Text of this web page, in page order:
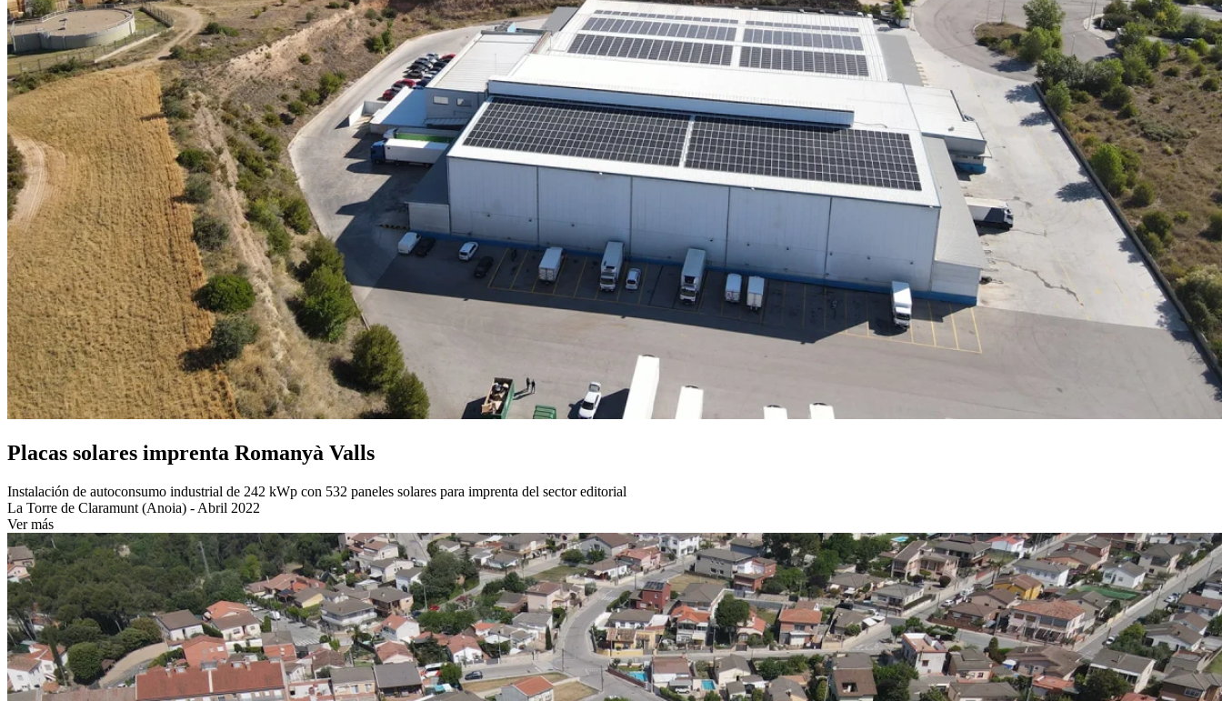
Placas solares imprenta Romanyà Valls
Instalación de autoconsumo industrial de 242 kWp con 532 paneles solares para imprenta del sector editorial
La Torre de Claramunt (Anoia) - Abril 2022
Ver más